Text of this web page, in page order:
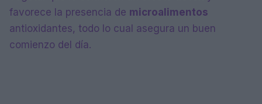
favorece la presencia de microalimentos
antioxidantes, todo lo cual asegura un buen
comienzo del día.